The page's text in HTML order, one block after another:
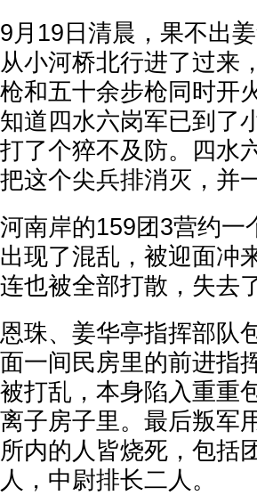
9月19日清晨，果不出
从小河桥北行进了过来
枪和五十余步枪同时开
知道四水六岗军已到了
打了个猝不及防。四水
把这个尖兵排消灭，并
河南岸的159团3营约一
出现了混乱，被迎面冲
连也被全部打散，失去
恩珠、姜华亭指挥部队
面一间民房里的前进指
被打乱，本身陷入重重
离子房子里。最后叛军
所内的人皆烧死，包括
人，中尉排长二人。